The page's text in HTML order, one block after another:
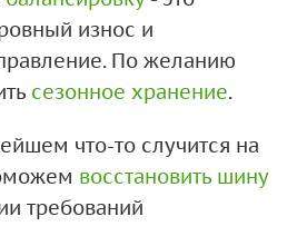
износ и
По желанию
сезонное хранение.
что-то случится на
восстановить шину
требований